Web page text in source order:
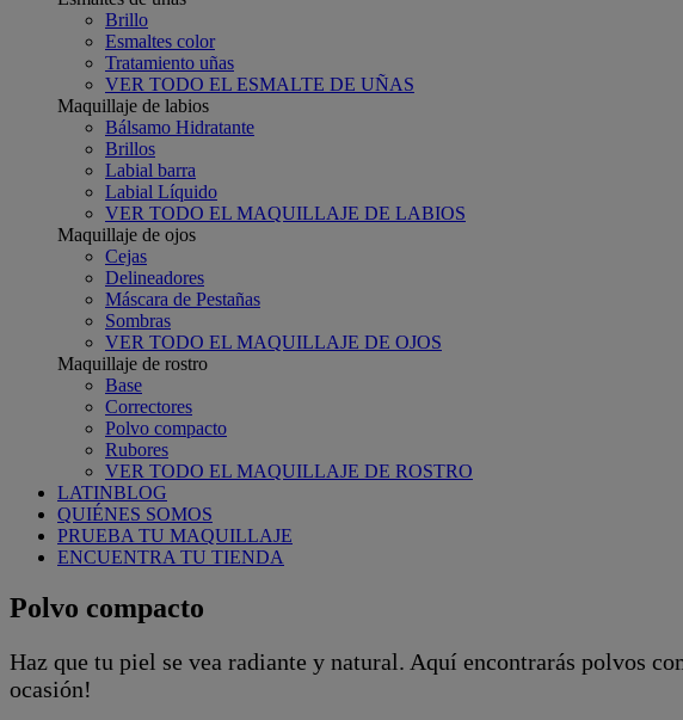
Brillo
Esmaltes color
Tratamiento uñas
VER TODO EL ESMALTE DE UÑAS
Maquillaje de labios
Bálsamo Hidratante
Brillos
Labial barra
Labial Líquido
VER TODO EL MAQUILLAJE DE LABIOS
Maquillaje de ojos
Cejas
Delineadores
Máscara de Pestañas
Sombras
VER TODO EL MAQUILLAJE DE OJOS
Maquillaje de rostro
Base
Correctores
Polvo compacto
Rubores
VER TODO EL MAQUILLAJE DE ROSTRO
LATINBLOG
QUIÉNES SOMOS
PRUEBA TU MAQUILLAJE
ENCUENTRA TU TIENDA
Polvo compacto
Haz que tu piel se vea radiante y natural. Aquí encontrarás polvos
ocasión!